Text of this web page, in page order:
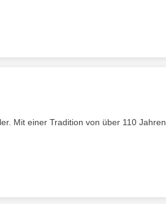
Mit einer Tradition von über 110 Jahren